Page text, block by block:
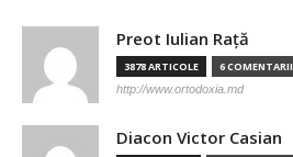
Preot Iulian Raţă
3878 ARTICOLE 6 COMENTARII
http://www.ortodoxia.md
Diacon Victor Casian